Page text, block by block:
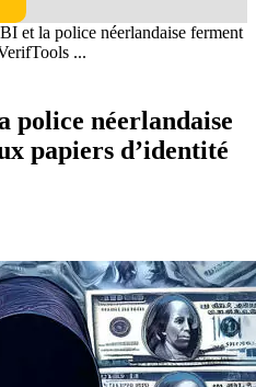
et la police néerlandaise ferment
...
police néerlandaise
papiers d’identité